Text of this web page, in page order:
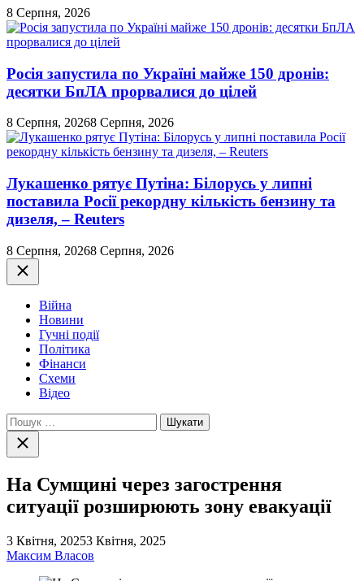
8 Серпня, 2026
Росія запустила по Україні майже 150 дронів:
десятки БпЛА прорвалися до цілей
8 Серпня, 20268 Серпня, 2026
Лукашенко рятує Путіна: Білорусь у липні
поставила Росії рекордну кількість бензину та
дизеля, – Reuters
8 Серпня, 20268 Серпня, 2026
Закрити
Війна
Новини
Гучні події
Політика
Фінанси
Схеми
Відео
Пошук:
Закрити
пошук
На Сумщині через загострення
ситуації розширюють зону евакуації
3 Квітня, 20253 Квітня, 2025
Максим Власов